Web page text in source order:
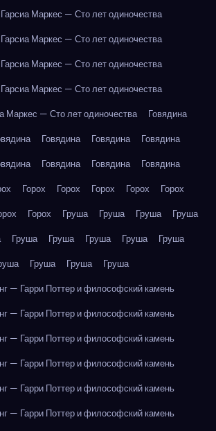
Маркес — Сто лет одиночества
Маркес — Сто лет одиночества
Маркес — Сто лет одиночества
Маркес — Сто лет одиночества
Маркес — Сто лет одиночества
Говядина
Говядина Говядина
Говядина
Говядина Говядина
Говядина
Горох Горох Горох Горох
Горох
Горох Груша Груша Груша
Груша
Груша Груша Груша Груша
Груша
Груша Груша
Груша
— Гарри Поттер и философский камень
— Гарри Поттер и философский камень
— Гарри Поттер и философский камень
— Гарри Поттер и философский камень
— Гарри Поттер и философский камень
— Гарри Поттер и философский камень